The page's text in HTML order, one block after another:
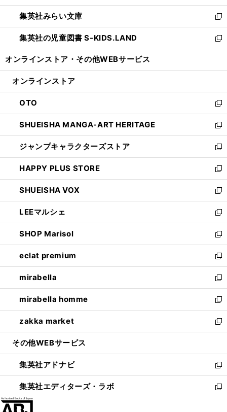
開
く
ウ
で
開
く
ン
ド
ウ
で
ウ
ィ
ン
ド
開
集英社みらい文庫
新
し
い
ン
ウ
で
開
く
集英社の児童図書 S-KIDS.LAND
新
ウ
ン
ド
ウ
で
開
く
オンラインストア・ その他WEBサービス
オンラインストア
OTO
新
し
い
ウ
ィ
ン
ド
ウ
で
開
く
SHUEISHA MANGA-ART HERITAGE
新
し
い
ウ
ィ
ン
ド
ウ
で
開
く
ジャンプキャラクターズストア
新
し
い
ウ
ィ
ン
ド
ウ
で
開
く
HAPPY PLUS STORE
新
し
い
ウ
ィ
ン
ド
ウ
で
開
く
SHUEISHA VOX
新
し
い
ウ
ィ
ン
ド
ウ
で
開
く
LEEマルシェ
新
し
い
ウ
ィ
ン
ド
ウ
で
開
く
SHOP Marisol
新
し
い
ウ
ィ
ン
ド
ウ
で
開
eclat premium
新
し
い
ウ
ィ
ン
ド
ウ
開
く
mirabella
新
し
い
ウ
ィ
ン
ウ
で
開
く
mirabella homme
新
し
い
ウ
ン
ド
ウ
で
zakka market
新
し
ウ
ィ
ン
ド
その他WEBサービス
集英社アドナビ
新
し
い
集英社エディターズ・ラボ
新